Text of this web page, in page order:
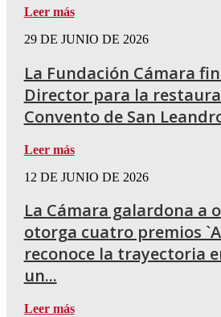
Leer más
29 DE JUNIO DE 2026
La Fundación Cámara
Director para la
Convento de San
Leer más
12 DE JUNIO DE 2026
La Cámara galardona a
otorga cuatro premios
reconoce la trayectoria
un...
Leer más